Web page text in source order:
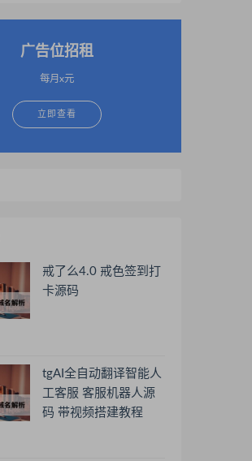
广告位招租
每月x元
立即查看
戒了么4.0 戒色签到打
卡源码
tgAI全自动翻译智能人
工客服 客服机器人源
码 带视频搭建教程